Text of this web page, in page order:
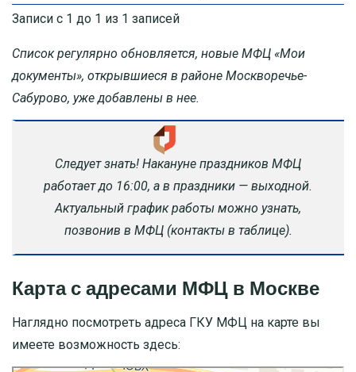
Записи с 1 до 1 из 1 записей
Список регулярно обновляется, новые МФЦ «Мои
документы», открывшиеся в районе Москворечье-
Сабурово, уже добавлены в нее.
Следует знать! Накануне праздников МФЦ
работает до 16:00, а в праздники — выходной.
Актуальный график работы можно узнать,
позвонив в МФЦ (контакты в таблице).
Карта с адресами МФЦ в Москве
Наглядно посмотреть адреса ГКУ МФЦ на карте вы
имеете возможность здесь: